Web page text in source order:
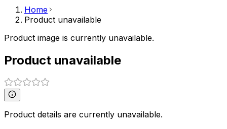
Home
Product unavailable
Product image is currently unavailable.
Product unavailable
Product details are currently unavailable.